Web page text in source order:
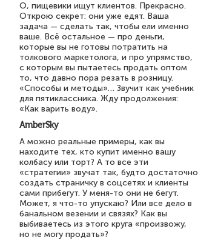
О, пищевики ищут клиентов. Прекрасно.
Открою секрет: они уже едят. Ваша
задача — сделать так, чтобы ели именно
ваше. Всё остальное — про деньги,
которые вы не готовы потратить на
толкового маркетолога, и про упрямство,
с которым вы пытаетесь продать оптом
то, что давно пора резать в розницу.
«Способы и методы»… Звучит как учебник
для пятиклассника. Жду продолжения:
«Как варить воду».
AmberSky
А можно реальные примеры, как вы
находите тех, кто купит именно вашу
колбасу или торт? А то все эти
«стратегии» звучат так, будто достаточно
создать страничку в соцсетях и клиенты
сами прибегут. У меня-то они не бегут.
Может, я что-то упускаю? Или все дело в
банальном везении и связях? Как вы
выбиваетесь из этого круга «произвожу,
но не могу продать»?